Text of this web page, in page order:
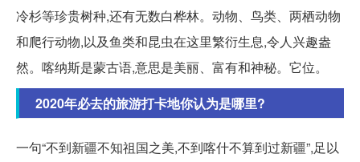
冷杉等珍贵树种,还有无数白桦林。动物、鸟类、两栖动物
和爬行动物,以及鱼类和昆虫在这里繁衍生息,令人兴趣盎
然。喀纳斯是蒙古语,意思是美丽、富有和神秘。它位。
2020年必去的旅游打卡地你认为是哪里?
一句“不到新疆不知祖国之美,不到喀什不算到过新疆”,足以